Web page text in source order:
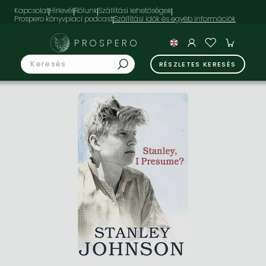
KapcsolatHírlevélRólunkSzállítási lehetőségek
Prospero könyvpiaci podcast
PROSPERO
RÉSZLETES KERESÉS